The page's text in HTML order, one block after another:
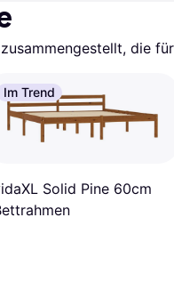
die
Im Trend
Solid Pine 60cm